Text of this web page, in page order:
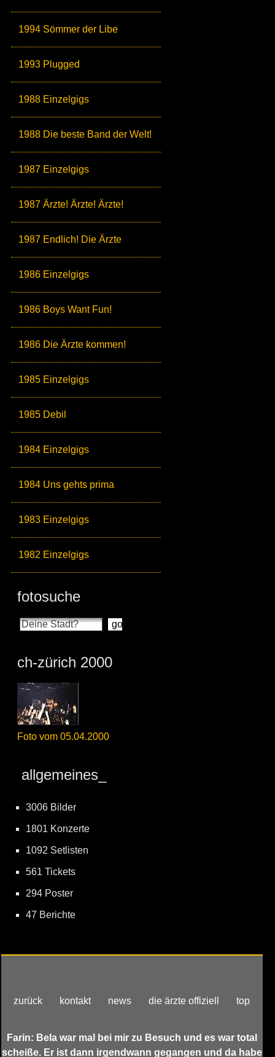
1994 Sömmer der Libe
1993 Plugged
1988 Einzelgigs
1988 Die beste Band der Welt!
1987 Einzelgigs
1987 Ärzte! Ärzte! Ärzte!
1987 Endlich! Die Ärzte
1986 Einzelgigs
1986 Boys Want Fun!
1986 Die Ärzte kommen!
1985 Einzelgigs
1985 Debil
1984 Einzelgigs
1984 Uns gehts prima
1983 Einzelgigs
1982 Einzelgigs
fotosuche
ch-zürich 2000
Foto vom 05.04.2000
allgemeines_
3006 Bilder
1801 Konzerte
1092 Setlisten
561 Tickets
294 Poster
47 Berichte
zurück kontakt news die ärzte offiziell top
Farin: Bela war mal bei mir zu Besuch und es war total
scheiße. Er ist dann irgendwann gegangen und da habe